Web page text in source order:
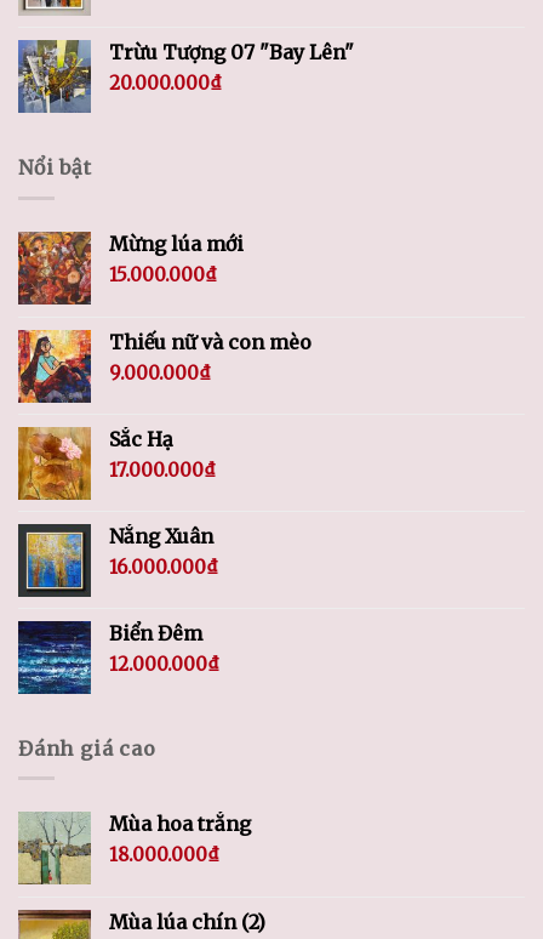
Trừu Tượng 07 "Bay Lên"
20.000.000₫
Nổi bật
Mừng lúa mới
15.000.000₫
Thiếu nữ và con mèo
9.000.000₫
Sắc Hạ
17.000.000₫
Nắng Xuân
16.000.000₫
Biển Đêm
12.000.000₫
Đánh giá cao
Mùa hoa trắng
18.000.000₫
Mùa lúa chín (2)